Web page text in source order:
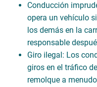
Conducción
opera un vehículo
los demás en la
responsable
Giro ilegal: Los
giros en el tráfico
remolque a